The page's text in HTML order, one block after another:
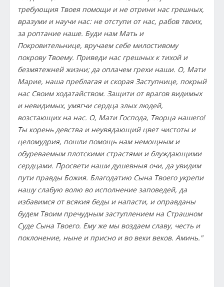
требующия Твоея помощи и не отрини нас грешных,
вразуми и научи нас: не отступи от нас, рабов твоих,
за роптание наше. Буди нам Мать и
Покровительнице, вручаем себе милостивому
покрову Твоему. Приведи нас грешных к тихой и
безмятежней жизни; да оплачем грехи наши. О, Мати
Марие, наша преблагая и скорая Заступнице, покрый
нас Своим ходатайством. Защити от врагов видимых
и невидимых, умягчи сердца злых людей,
возстающих на нас. О, Мати Господа, Творца нашего!
Ты корень девства и неувядающий цвет чистоты и
целомудрия, пошли помощь нам немощным и
обуреваемым плотскими страстями и блуждающими
сердцами. Просвети наши душевныя очи, да увидим
пути правды Божия. Благодатию Сына Твоего укрепи
нашу слабую волю во исполнение заповедей, да
избавимся от всякия беды и напасти, и оправданы
будем Твоим пречудным заступлением на Страшном
Суде Сына Твоего. Ему же мы воздаем славу, честь и
поклонение, ныне и присно и во веки веков. Аминь."